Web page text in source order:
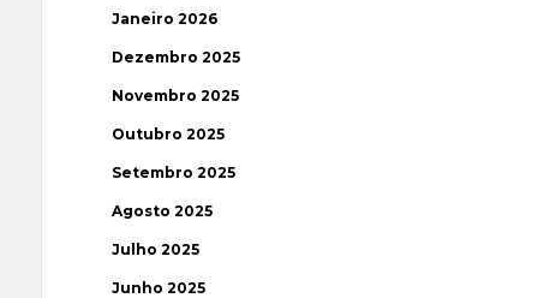
Janeiro 2026
Dezembro 2025
Novembro 2025
Outubro 2025
Setembro 2025
Agosto 2025
Julho 2025
Junho 2025